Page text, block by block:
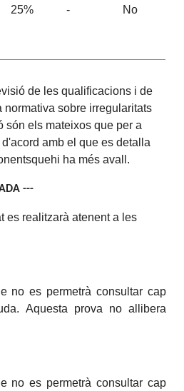
25% - No
de les qualificacions i de
normativa sobre irregularitats
són els mateixos que per a
d'acord amb el que es detalla
ha més avall.
---
es realitzarà atenent a les
no es permetrà consultar cap
Aquesta prova no allibera
no es permetrà consultar cap